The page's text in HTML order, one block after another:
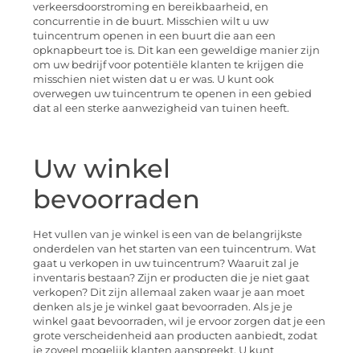
verkeersdoorstroming en bereikbaarheid, en
concurrentie in de buurt. Misschien wilt u uw
tuincentrum openen in een buurt die aan een
opknapbeurt toe is. Dit kan een geweldige manier zijn
om uw bedrijf voor potentiële klanten te krijgen die
misschien niet wisten dat u er was. U kunt ook
overwegen uw tuincentrum te openen in een gebied
dat al een sterke aanwezigheid van tuinen heeft.
Uw winkel
bevoorraden
Het vullen van je winkel is een van de belangrijkste
onderdelen van het starten van een tuincentrum. Wat
gaat u verkopen in uw tuincentrum? Waaruit zal je
inventaris bestaan? Zijn er producten die je niet gaat
verkopen? Dit zijn allemaal zaken waar je aan moet
denken als je je winkel gaat bevoorraden. Als je je
winkel gaat bevoorraden, wil je ervoor zorgen dat je een
grote verscheidenheid aan producten aanbiedt, zodat
je zoveel mogelijk klanten aanspreekt. U kunt